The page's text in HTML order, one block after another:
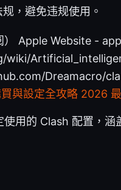
，避免违规使用。
） Apple Website -
Dreamacro/
與設定全攻略 2026
用的 Clash 配置，涵